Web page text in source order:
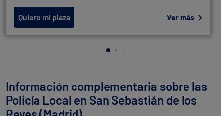
Quiero mi plaza Ver más
Información complementaria sobre las
Policía Local en San Sebastián de los